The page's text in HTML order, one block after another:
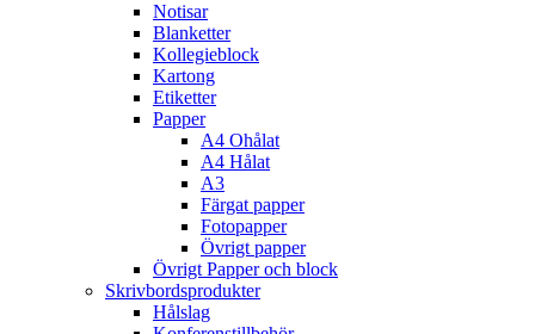
Notisar
Blanketter
Kollegieblock
Kartong
Etiketter
Papper
A4 Ohålat
A4 Hålat
A3
Färgat papper
Fotopapper
Övrigt papper
Övrigt Papper och block
Skrivbordsprodukter
Hålslag